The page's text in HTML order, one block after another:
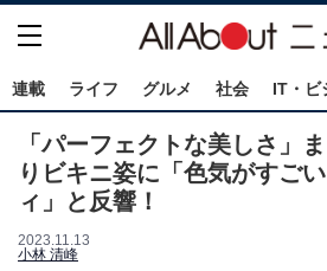
連載 ライフ グルメ 社会 IT・ビ
「パーフェクトな美しさ」
りビキニ姿に「色気がすご
ィ」と反響！
2023.11.13
小林 清峰